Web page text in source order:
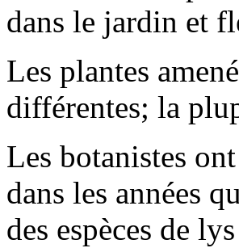
dans le jardin et
Les plantes
différentes; la
Les botanistes
dans les années
des espèces de